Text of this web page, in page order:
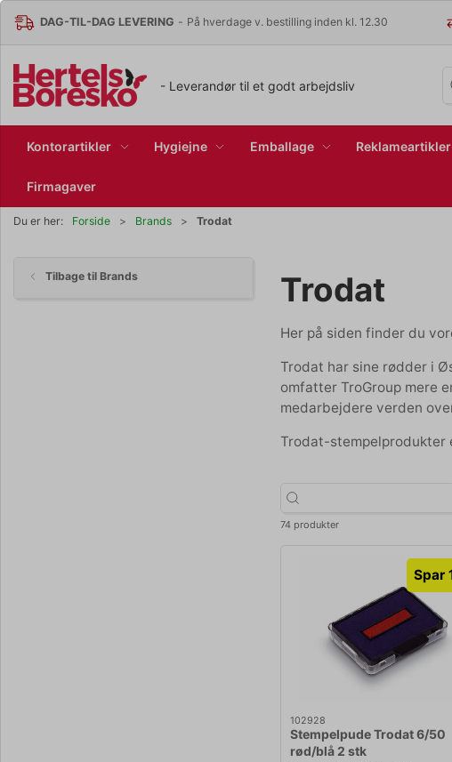
DAG-TIL-DAG LEVERING - På hverdage v. bestilling inden kl. 12.30
- Leverandør til et godt arbejdsliv
Kontorartikler Hygiejne Emballage Reklameartikler
Firmagaver
Du er her: Forside Brands Trodat
Tilbage til Brands Trodat
Her på siden finder du
Trodat har sine rødder i
omfatter TroGroup mere
medarbejdere verden
Trodat-stempelprodukter
74 produkter
Spar
102928
Stempelpude Trodat 6/50
rød/blå 2 stk